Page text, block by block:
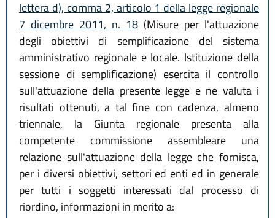
lettera d), comma 2, articolo 1 della legge regionale
7 dicembre 2011, n. 18 (Misure per l'attuazione
degli obiettivi di semplificazione del sistema
amministrativo regionale e locale. lstituzione della
sessione di semplifìcazione) esercita il controllo
sull'attuazione della presente legge e ne valuta i
risultati ottenuti, a tal fine con cadenza, almeno
triennale, la Giunta regionale presenta alla
competente commissione assembleare una
relazione sull'attuazione della legge che fornisca,
per i diversi obiettivi, settori ed enti ed in generale
per tutti i soggetti interessati dal processo di
riordino, informazioni in merito a: